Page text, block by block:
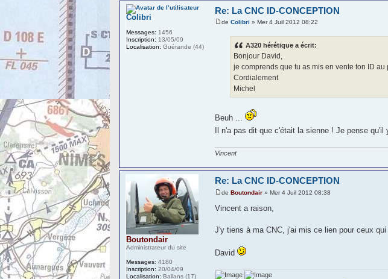
Re: La CNC ID-CONCEPTION
deColibri » Mer 4 Juil 2012 08:22
A320 hérétique a écrit:
Bonjour David,
je comprends que tu as mis en vente ton ID
Cordialement
Michel
Beuh ...
Il n'a pas dit que c'était la sienne ! Je pense
Vincent
Colibri
Messages: 1456
Inscription: 13/05/09
Localisation: Guérande (44)
Re: La CNC ID-CONCEPTION
deBoutondair » Mer 4 Juil 2012 08:38
Vincent a raison,
J'y tiens à ma CNC, j'ai mis ce lien pour ceux
David
Boutondair
Administrateur du site
Messages: 4180
Inscription: 20/04/09
Localisation: Ballans (17)